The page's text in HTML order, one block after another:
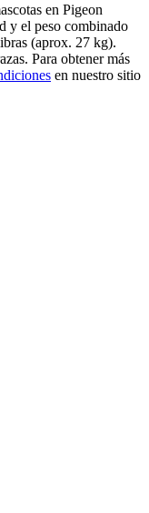
en Pigeon
y el peso combinado
(aprox. 27 kg).
Para obtener más
en nuestro sitio